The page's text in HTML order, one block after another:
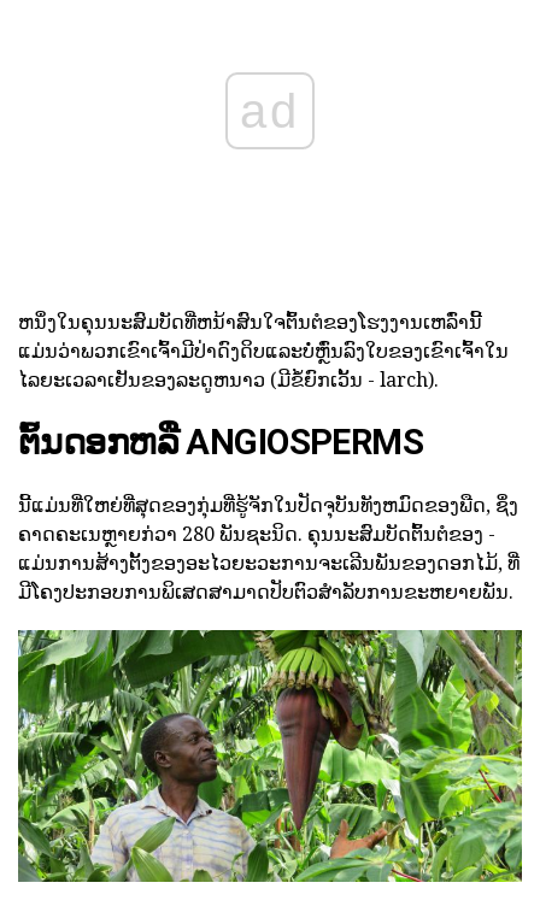
ad
ຫນຶ່ງໃນຄຸນນະສົມບັດທີ່ຫນ້າສົນໃຈຕົ້ນຕໍຂອງໂຮງງານເຫລົ່ານີ້
ແມ່ນວ່າພວກເຂົາເຈົ້າມີປ່າດົງດິບແລະບໍ່ຫຼົ່ນລົງໃບຂອງເຂົາເຈົ້າໃນ
ໄລຍະເວລາເຢັນຂອງລະດູຫນາວ (ມີຂໍ້ຍົກເວັ້ນ - larch).
ຕົ້ນດອກຫລື ANGIOSPERMS
ນີ້ແມ່ນທີ່ໃຫຍ່ທີ່ສຸດຂອງກຸ່ມທີ່ຮູ້ຈັກໃນປັດຈຸບັນທັງຫມົດຂອງພືດ, ຊຶ່ງ
ຄາດຄະເນຫຼາຍກ່ວາ 280 ພັນຊະນິດ. ຄຸນນະສົມບັດຕົ້ນຕໍຂອງ -
ແມ່ນການສ້າງຕັ້ງຂອງອະໄວຍະວະການຈະເລີນພັນຂອງດອກໄມ້, ທີ່
ມີໂຄງປະກອບການພິເສດສາມາດປັບຕົວສໍາລັບການຂະຫຍາຍພັນ.